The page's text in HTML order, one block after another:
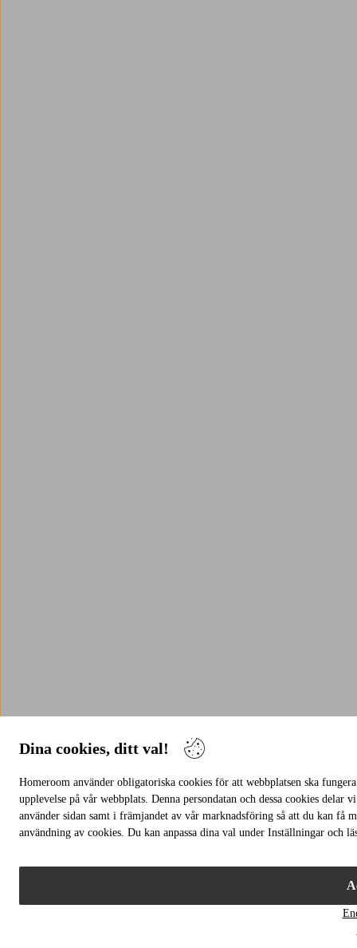
Dina cookies, ditt val!
Homeroom använder obligatoriska cookies för att webbplatsen ska
upplevelse på vår webbplats. Denna persondatan och dessa cookies
använder sidan samt i främjandet av vår marknadsföring så att du kan få
användning av cookies. Du kan anpassa dina val under Inställningar och